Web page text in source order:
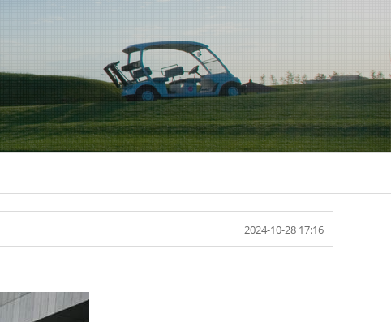
2024-10-28 17:16